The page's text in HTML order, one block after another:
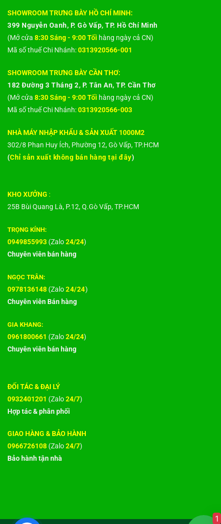
SHOWROOM TRƯNG BÀY HỒ CHÍ MINH:
399 Nguyễn Oanh, P. Gò Vấp, TP. Hồ Chí Minh
(Mở cửa 8:30 Sáng - 9:00 Tối hàng ngày cả CN)
Mã số thuế Chi Nhánh:0313920566-001
SHOWROOM TRƯNG BÀY CẦN THƠ:
182 Đường 3 Tháng 2, P. Tân An, TP. Cần Thơ
(Mở cửa 8:30 Sáng - 9:00 Tối hàng ngày cả CN)
Mã số thuế Chi Nhánh:0313920566-003
NHÀ MÁY NHẬP KHẨU & SẢN XUẤT 1000M2
302/8 Phan Huy Ích, Phường 12, Gò Vấp, TP.HCM
(Chỉ sản xuất không bán hàng tại đây)
KHO XƯỞNG :
25B Bùi Quang Là, P.12, Q.Gò Vấp, TP.HCM
TRỌNG KÍNH:
0949855993 (Zalo24/24)
Chuyên viên bán hàng
NGỌC TRÂN:
0978136148 (Zalo24/24)
Chuyên viên Bán hàng
GIA KHANG:
0961800661 (Zalo24/24)
Chuyên viên bán hàng
ĐỐI TÁC & ĐẠI LÝ
0932401201 (Zalo24/7)
Hợp tác & phân phối
GIAO HÀNG & BẢO HÀNH
0966726108 (Zalo24/7)
Bảo hành tận nhà
1